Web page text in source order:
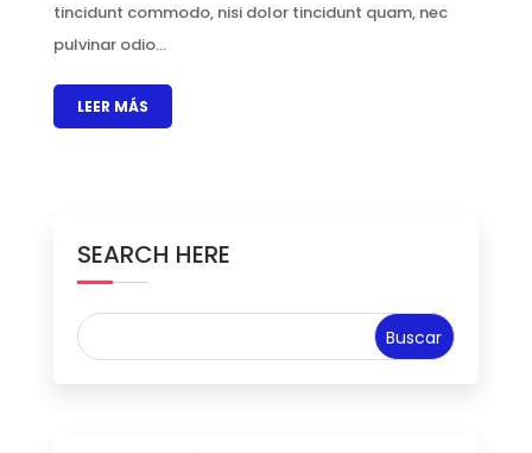
tincidunt commodo, nisi dolor tincidunt quam, nec
pulvinar odio...
LEER MÁS
SEARCH HERE